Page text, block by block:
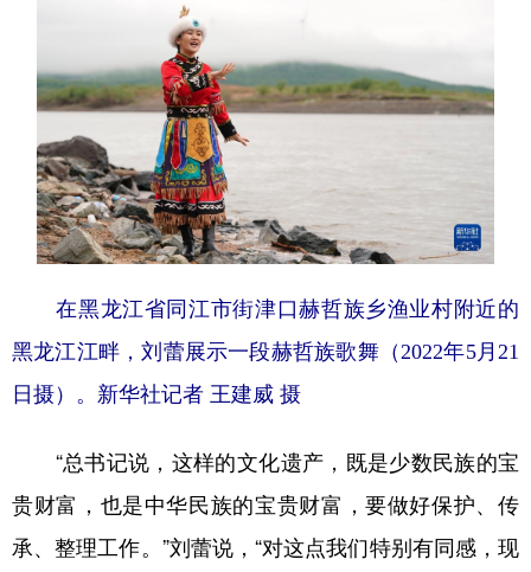
在黑龙江省同江市街津口赫哲族乡渔业村附近的
黑龙江江畔，刘蕾展示一段赫哲族歌舞（2022年5月21
日摄）。新华社记者 王建威 摄
“总书记说，这样的文化遗产，既是少数民族的宝
贵财富，也是中华民族的宝贵财富，要做好保护、传
承、整理工作。”刘蕾说，“对这点我们特别有同感，现